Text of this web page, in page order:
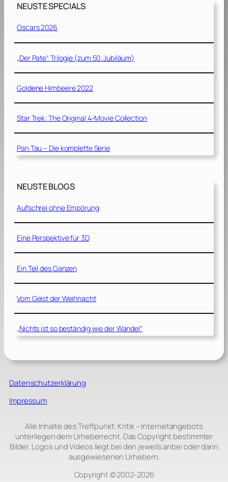
NEUSTE SPECIALS
Oscars 2026
„Der Pate“ Trilogie (zum 50. Jubiläum)
Goldene Himbeere 2022
Star Trek: The Original 4-Movie Collection
Pan Tau – Die komplette Serie
NEUSTE BLOGS
Aufschrei ohne Empörung
Eine Perspektive für 3D
Ein Teil des Ganzen
Vom Geist der Weihnacht
„Nichts ist so beständig wie der Wandel“
Datenschutzerklärung
Impressum
Alle Inhalte des Treffpunkt: Kritik – Internetangebots
unterliegen dem Urheberrecht. Das Copyright bestimmter
Bilder, Logos und Videos liegt bei den jeweils anbei oder darin
ausgewiesenen Urhebern.
Copyright © 2002‑2026